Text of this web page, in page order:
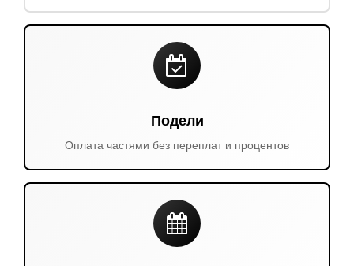
Подели
Оплата частями без переплат и процентов